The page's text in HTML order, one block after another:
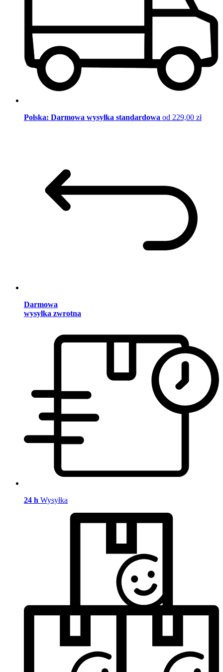
Polska: Darmowa wysyłka standardowa od 229,00 zł
Darmowa
wysyłka zwrotna
24 h Wysyłka